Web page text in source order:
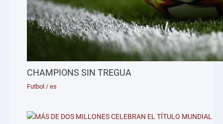
CHAMPIONS SIN TREGUA
Futbol /es